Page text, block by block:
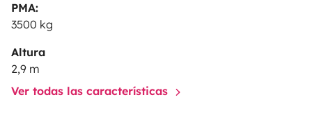
PMA:
3500 kg
Altura
2,9 m
Ver todas las características